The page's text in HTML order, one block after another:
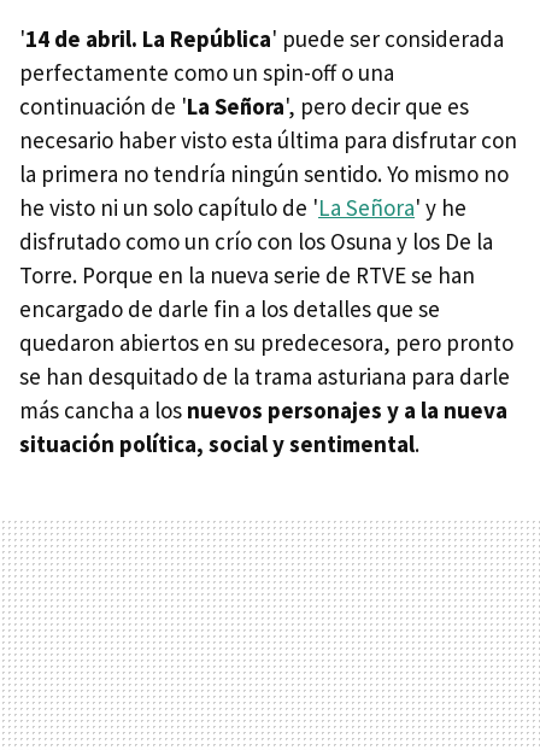
'14 de abril. La República' puede ser considerada
perfectamente como un spin-off o una
continuación de 'La Señora', pero decir que es
necesario haber visto esta última para disfrutar con
la primera no tendría ningún sentido. Yo mismo no
he visto ni un solo capítulo de 'La Señora' y he
disfrutado como un crío con los Osuna y los De la
Torre. Porque en la nueva serie de RTVE se han
encargado de darle fin a los detalles que se
quedaron abiertos en su predecesora, pero pronto
se han desquitado de la trama asturiana para darle
más cancha a los nuevos personajes y a la nueva
situación política, social y sentimental.